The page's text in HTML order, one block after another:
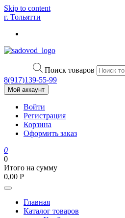
Skip to content
г. Тольятти
Поиск товаров
8(917)139‑55-99
Мой аккаунт
Войти
Регистрация
Корзина
Оформить заказ
0
0
Итого на сумму
0,00 Р
Главная
Каталог товаров